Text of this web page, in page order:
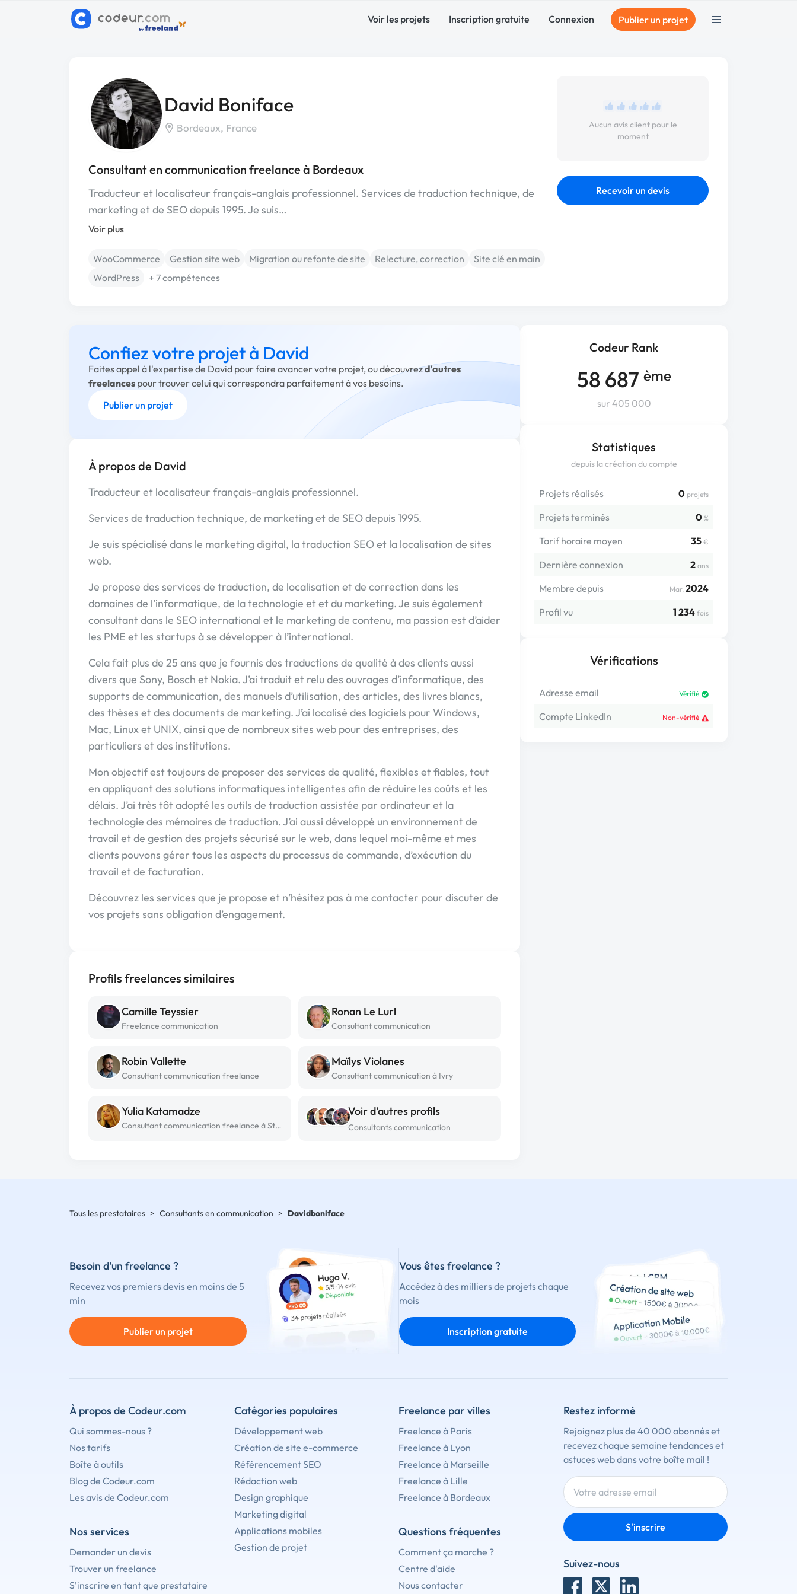
Voir les projets Inscription gratuite Connexion Publier un projet
David Boniface
Bordeaux, France
Consultant en communication freelance à Bordeaux
Traducteur et localisateur français-anglais professionnel. Services de traduction technique, de
marketing et de SEO depuis 1995. Je suis…
Voir plus
WooCommerce Gestion site web Migration ou refonte de site Relecture, correction
Site clé en main
WordPress
+ 7 compétences
Aucun avis client pour le
moment
Recevoir un devis
Codeur Rank
58 687 ème
sur 405 000
Statistiques
depuis la création du compte
Projets réalisés 0 projets
Projets terminés 0 %
Tarif horaire moyen 35 €
Dernière connexion 2 ans
Membre depuis Mar. 2024
Profil vu
1 234 fois
Vérifications
Adresse email Vérifié
Compte LinkedIn Non-vérifié
Confiez votre projet à David
Faites appel à l'expertise de David pour faire avancer votre projet, ou découvrezd'autres
freelances pour trouver celui qui correspondra parfaitement à vos besoins.
Publier un projet
À propos de David
Traducteur et localisateur français-anglais professionnel.
Services de traduction technique, de marketing et de SEO depuis 1995.
Je suis spécialisé dans le marketing digital, la traduction SEO et la localisation de sites
web.
Je propose des services de traduction, de localisation et de correction dans les
domaines de l’informatique, de la technologie et et du marketing. Je suis également
consultant dans le SEO international et le marketing de contenu, ma passion est d’aider
les PME et les startups à se développer à l’international.
Cela fait plus de 25 ans que je fournis des traductions de qualité à des clients aussi
divers que Sony, Bosch et Nokia. J’ai traduit et relu des ouvrages d’informatique, des
supports de communication, des manuels d’utilisation, des articles, des livres blancs,
des thèses et des documents de marketing. J’ai localisé des logiciels pour Windows,
Mac, Linux et UNIX, ainsi que de nombreux sites web pour des entreprises, des
particuliers et des institutions.
Mon objectif est toujours de proposer des services de qualité, flexibles et fiables, tout
en appliquant des solutions informatiques intelligentes afin de réduire les coûts et les
délais. J’ai très tôt adopté les outils de traduction assistée par ordinateur et la
technologie des mémoires de traduction. J’ai aussi développé un environnement de
travail et de gestion des projets sécurisé sur le web, dans lequel moi-même et mes
clients pouvons gérer tous les aspects du processus de commande, d’exécution du
travail et de facturation.
Découvrez les services que je propose et n’hésitez pas à me contacter pour discuter de
vos projets sans obligation d’engagement.
Profils freelances similaires
Camille Teyssier
Freelance communication
Ronan Le Lurl
Consultant communication
Robin Vallette
Consultant communication freelance
Maïlys Violanes
Consultant communication à Ivry
Yulia Katamadze
Consultant communication freelance à Strasbourg
Voir d’autres profils
Consultants communication
Tous les prestataires > Consultants en communication > Davidboniface
Besoin d'un freelance ?
Recevez vos premiers devis en moins de 5
min
Publier un projet
Vous êtes freelance ?
Accédez à des milliers de projets chaque
mois
Inscription gratuite
À propos de Codeur.com
Qui sommes-nous ?
Nos tarifs
Boîte à outils
Blog de Codeur.com
Les avis de Codeur.com
Nos services
Demander un devis
Trouver un freelance
S'inscrire en tant que prestataire
Catégories populaires
Développement web
Création de site e-commerce
Référencement SEO
Rédaction web
Design graphique
Marketing digital
Applications mobiles
Gestion de projet
Freelance par villes
Freelance à Paris
Freelance à Lyon
Freelance à Marseille
Freelance à Lille
Freelance à Bordeaux
Questions fréquentes
Comment ça marche ?
Centre d'aide
Nous contacter
Restez informé
Rejoignez plus de 40 000 abonnés et
recevez chaque semaine tendances et
astuces web dans votre boîte mail !
S'inscrire
Suivez-nous